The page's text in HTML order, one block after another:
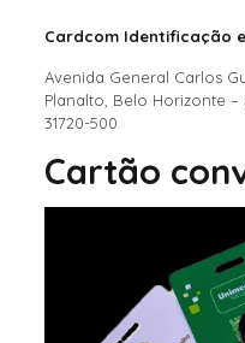
Cardcom Identificação
Avenida General Carlos
Planalto, Belo Horizonte –
31720-500
Cartão